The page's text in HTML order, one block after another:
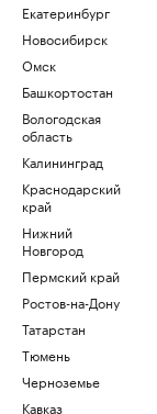
Екатеринбург
Новосибирск
Омск
Башкортостан
Вологодская
область
Калининград
Краснодарский
край
Нижний
Новгород
Пермский край
Ростов-на-Дону
Татарстан
Тюмень
Черноземье
Кавказ